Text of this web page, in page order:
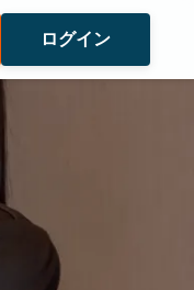
ログイン